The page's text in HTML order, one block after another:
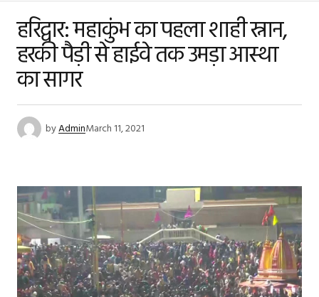
हरिद्वार: महाकुंभ का पहला शाही स्नान,
हरकी पैड़ी से हाईवे तक उमड़ा आस्था
का सागर
byAdminMarch 11, 2021